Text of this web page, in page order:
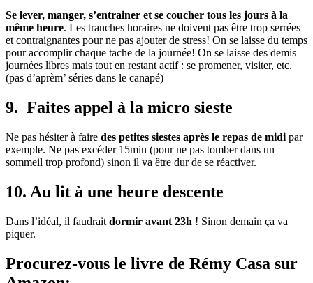
Se lever, manger, s’entrainer et se coucher tous les jours à la
même heure. Les tranches horaires ne doivent pas être trop serrées
et contraignantes pour ne pas ajouter de stress! On se laisse du temps
pour accomplir chaque tache de la journée! On se laisse des demis
journées libres mais tout en restant actif : se promener, visiter, etc.
(pas d’aprèm’ séries dans le canapé)
9. Faites appel à la micro sieste
Ne pas hésiter à faire des petites siestes après le repas de midi par
exemple. Ne pas excéder 15min (pour ne pas tomber dans un
sommeil trop profond) sinon il va être dur de se réactiver.
10. Au lit à une heure descente
Dans l’idéal, il faudrait dormir avant 23h ! Sinon demain ça va
piquer.
Procurez-vous le livre de Rémy Casa sur